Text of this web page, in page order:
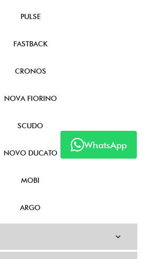
WhatsApp
PULSE
FASTBACK
CRONOS
NOVA FIORINO
SCUDO
NOVO DUCATO
MOBI
ARGO